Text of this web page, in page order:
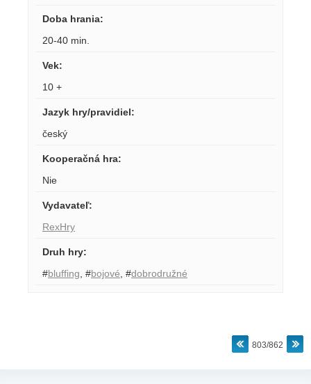
Doba hrania:
20-40 min.
Vek:
10 +
Jazyk hry/pravidiel:
český
Kooperačná hra:
Nie
Vydavateľ:
RexHry
Druh hry:
#bluffing #bojové #dobrodružné
803/862